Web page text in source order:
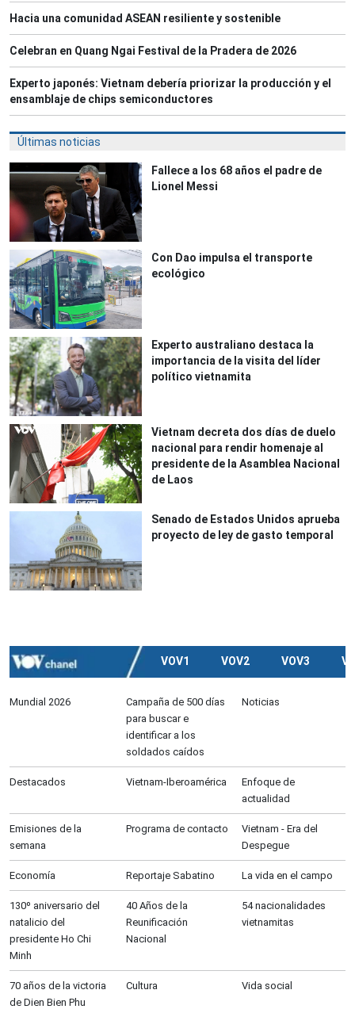
Hacia una comunidad ASEAN resiliente y sostenible
Celebran en Quang Ngai Festival de la Pradera de 2026
Experto japonés: Vietnam debería priorizar la producción y el
ensamblaje de chips semiconductores
Últimas noticias
Fallece a los 68 años el padre de
Lionel Messi
Con Dao impulsa el transporte
ecológico
Experto australiano destaca la
importancia de la visita del líder
político vietnamita
Vietnam decreta dos días de duelo
nacional para rendir homenaje al
presidente de la Asamblea Nacional
de Laos
Senado de Estados Unidos aprueba
proyecto de ley de gasto temporal
VOV1 VOV2 VOV3
Mundial 2026
Campaña de 500 días
para buscar e
identificar a los
soldados caídos
Noticias
Destacados Vietnam-Iberoamérica
Enfoque de
actualidad
Emisiones de la
semana
Programa de contacto
Vietnam - Era del
Despegue
Economía Reportaje Sabatino La vida en el campo
130º aniversario del
natalicio del
presidente Ho Chi
Minh
40 Años de la
Reunificación
Nacional
54 nacionalidades
vietnamitas
70 años de la victoria
de Dien Bien Phu
Cultura Vida social